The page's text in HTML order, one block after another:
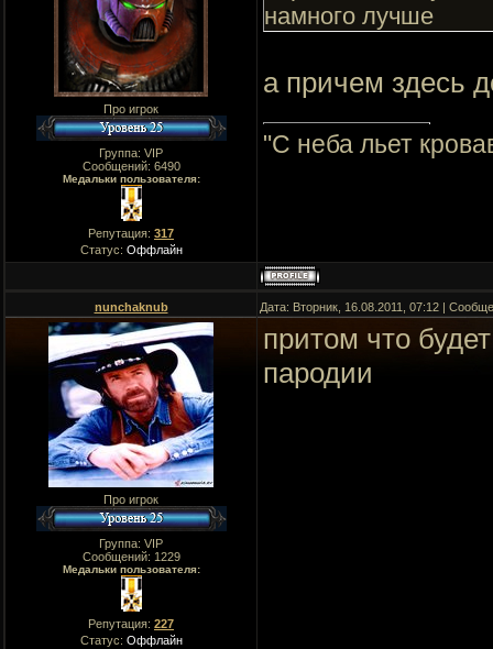
Про игрок
Группа: VIP
Сообщений: 6490
Медальки пользователя:
Репутация: 317
Статус: Оффлайн
намного лучше
а причем здесь
"C неба льет
nunchaknub Дата: Вторник, 16.08.2011, 07:12 |
Про игрок
Группа: VIP
Сообщений: 1229
Медальки пользователя:
Репутация: 227
Статус: Оффлайн
притом что
пародии